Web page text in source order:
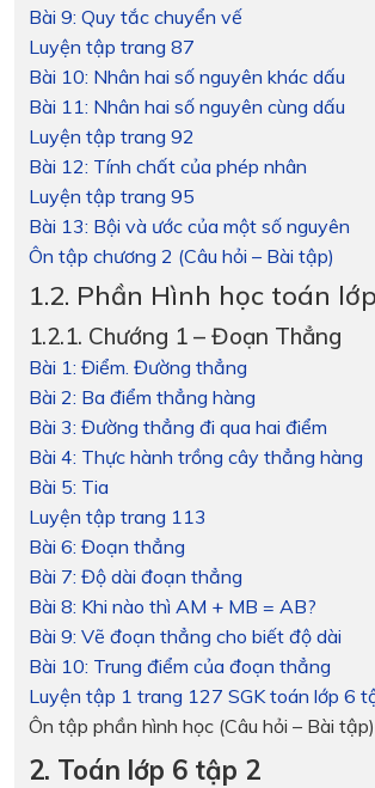
Bài 9: Quy tắc chuyển vế
Luyện tập trang 87
Bài 10: Nhân hai số nguyên khác dấu
Bài 11: Nhân hai số nguyên cùng dấu
Luyện tập trang 92
Bài 12: Tính chất của phép nhân
Luyện tập trang 95
Bài 13: Bội và ước của một số nguyên
Ôn tập chương 2 (Câu hỏi – Bài tập)
1.2. Phần Hình học toán
1.2.1. Chướng 1 – Đoạn Thẳng
Bài 1: Điểm. Đường thẳng
Bài 2: Ba điểm thẳng hàng
Bài 3: Đường thẳng đi qua hai điểm
Bài 4: Thực hành trồng cây thẳng hàng
Bài 5: Tia
Luyện tập trang 113
Bài 6: Đoạn thẳng
Bài 7: Độ dài đoạn thẳng
Bài 8: Khi nào thì AM + MB = AB?
Bài 9: Vẽ đoạn thẳng cho biết độ dài
Bài 10: Trung điểm của đoạn thẳng
Luyện tập 1 trang 127 SGK toán lớp 6
Ôn tập phần hình học (Câu hỏi – Bài tập)
2. Toán lớp 6 tập 2